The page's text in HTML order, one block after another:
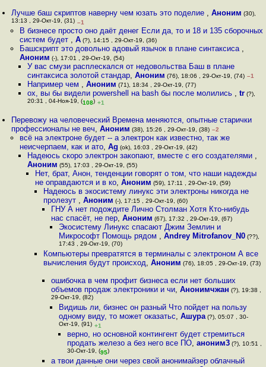
Лучше баш скриптов наверну чем юзать это поделие ,Аноним (30),
13:13 , 29-Окт-19, (31) –1
В бизнесе просто оно даёт денег Если да, то и 18 и 135 сборочных
систем будет , A(?), 14:15 , 29-Окт-19, (36)
Башскрипт это довольно адовый язычок в плане синтаксиса ,
Аноним (-), 17:01 , 29-Окт-19, (54)
У вас смузи расплескался от недовольства Баш в плане
синтаксиса золотой стандар, Аноним (76), 18:06 , 29-Окт-19, (74) –1
Например чем , Аноним (71), 18:34 , 29-Окт-19, (77)
ох, вы бы видели powershell на bash бы после молились , tr(?),
20:31 , 04-Ноя-19, (108) +1
Перевожу на человеческий Времена меняются, опытные старички
профессионалы не веч,Аноним (38), 15:26 , 29-Окт-19, (38) –2
всё на электроне будет -- а электрон как известно, так же
неисчерпаем, как и ато, Ag (ok), 16:03 , 29-Окт-19, (42)
Надеюсь скоро электрон зaкопaют, вместе с его создателями ,
Аноним (55), 17:03 , 29-Окт-19, (55)
Нет, брат, Анон, тенденции говорят о том, что наши надежды
не оправдаются и в ко,Аноним (59), 17:11 , 29-Окт-19, (59)
Надеюсь в экосистему линукс эти электроны никогда не
пролезут , Аноним (-), 17:15 , 29-Окт-19, (60)
ГНУ А нет подождите Лично Столман Хотя Кто-нибудь
нас спасёт, не пер, Аноним (67), 17:32 , 29-Окт-19, (67)
Экосистему Линукс спасают Джим Землин и
Микрософт Помощь рядом ,Andrey Mitrofanov_N0 (??),
17:43 , 29-Окт-19, (70)
Компьютеры превратятся в терминалы с электроном А все
вычисления будут происход, Аноним (76), 18:05 , 29-Окт-19, (73)
ошибочка в чем профит бизнеса если нет больших
объемов продаж электроники и чи, Анонимчжан (?), 19:38 ,
29-Окт-19, (82)
Видишь ли, бизнес он разный Что пойдет на пользу
одному виду, то может оказатьс,Ашура (?), 05:07 , 30-
Окт-19, (91) +1
верно, но основной контингент будет стремиться
продать железо а без него все ПО, аноним3(?), 10:51 ,
30-Окт-19, (95)
а твои данные они через свой анонимайзер облачный